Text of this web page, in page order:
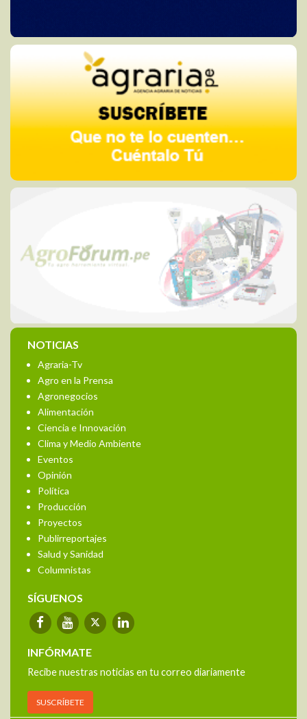
NOTICIAS
Agraria-Tv
Agro en la Prensa
Agronegocios
Alimentación
Ciencia e Innovación
Clima y Medio Ambiente
Eventos
Opinión
Política
Producción
Proyectos
Publirreportajes
Salud y Sanidad
Columnistas
SÍGUENOS
INFÓRMATE
Recibe nuestras noticias en tu correo diariamente
SUSCRÍBETE